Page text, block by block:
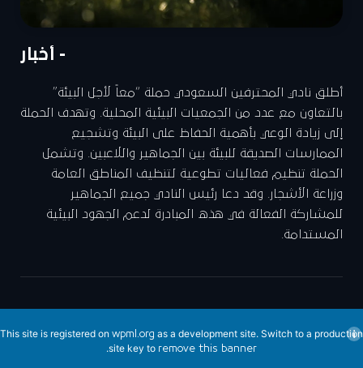
- أخبار
أطلق نادي المحترفين السعودي حملة “معاً لأجل البيئة”
بالتعاون مع عدد من الجمعيات البيئية المحلية. وتهدف الحملة
إلى زيادة الوعي بأهمية الحفاظ على البيئة وتشجيع
الممارسات الصديقة للبيئة بين الجماهير واللاعبين. وتشمل
الحملة تنظيم فعاليات تطوعية لتنظيف المناطق العامة
وزراعة الأشجار. وقد دعا رئيس النادي جميع الجماهير
للمشاركة الفعالة في هذه المبادرة لدعم الجهود البيئية
المستدامة.
This site is registered on wpml.org as a development site. Switch to a production
site key to remove this banner
.